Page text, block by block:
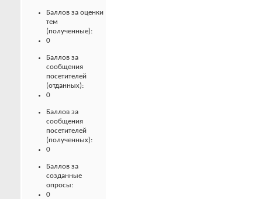
Баллов за оценки
тем
(полученные):
0
Баллов за
сообщения
посетителей
(отданных):
0
Баллов за
сообщения
посетителей
(полученных):
0
Баллов за
созданные
опросы:
0